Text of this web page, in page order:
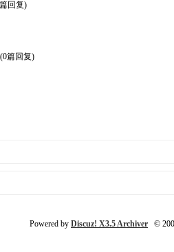
回复)
(0篇回复)
Powered by Discuz! X3.5 Archiver ©